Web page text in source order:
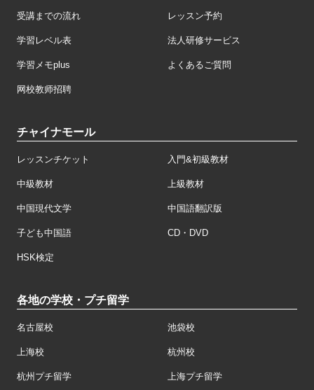
受講までの流れ レッスン予約
学習レベル表 法人研修サービス
学習メモplus よくあるご質問
网校教师招聘
チャイナモール
レッスンチケット 入門&初級教材
中級教材 上級教材
中国現代文学 中国語翻訳版
子ども中国語 CD・DVD
HSK検定
各地の学校・プチ留学
名古屋校 池袋校
上海校 杭州校
杭州プチ留学 上海プチ留学